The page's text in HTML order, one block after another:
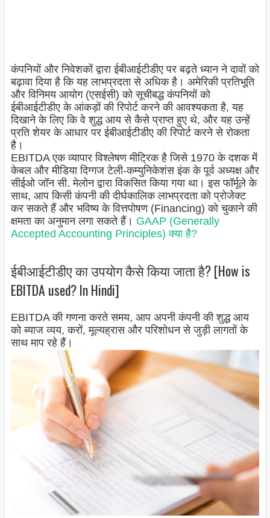
कंपनियों और निवेशकों द्वारा ईबीआईटीडीए पर बढ़ते ध्यान ने दावों को
बढ़ावा दिया है कि यह लाभप्रदता से अधिक है। अमेरिकी प्रतिभूति
और विनिमय आयोग (एसईसी) को सूचीबद्ध कंपनियों को
ईबीआईटीडीए के आंकड़ों की रिपोर्ट करने की आवश्यकता है, यह
दिखाने के लिए कि वे शुद्ध आय से कैसे प्राप्त हुए थे, और यह उन्हें
प्रति शेयर के आधार पर ईबीआईटीडीए की रिपोर्ट करने से रोकता
है।
EBITDA एक व्यापार विश्लेषण मीट्रिक है जिसे 1970 के दशक में
केबल और मीडिया दिग्गज टेली-कम्युनिकेशंस इंक के पूर्व अध्यक्ष और
सीईओ जॉन सी. मेलोन द्वारा विकसित किया गया था। इस फॉर्मूले के
साथ, आप किसी कंपनी की दीर्घकालिक लाभप्रदता को प्रोजेक्ट
कर सकते हैं और भविष्य के वित्तपोषण (Financing) को चुकाने की
क्षमता का अनुमान लगा सकते हैं। GAAP (Generally
Accepted Accounting Principles) क्या है?
ईबीआईटीडीए का उपयोग कैसे किया जाता है? [How is
EBITDA used? In Hindi]
EBITDA की गणना करते समय, आप अपनी कंपनी की शुद्ध आय
को ब्याज व्यय, करों, मूल्यह्रास और परिशोधन से जुड़ी लागतों के
साथ माप रहे हैं।